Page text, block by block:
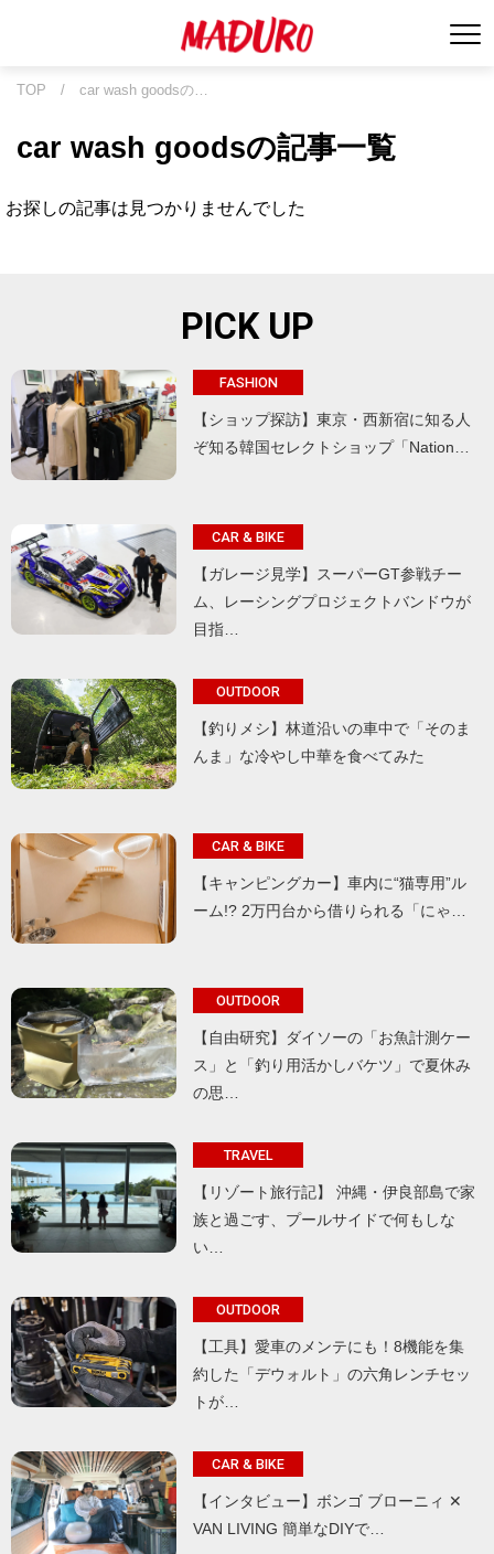
TOP / car wash goodsの…
car wash goodsの記事一覧
お探しの記事は見つかりませんでした
PICK UP
FASHION
【ショップ探訪】東京・西新宿に知る人
ぞ知る韓国セレクトショップ「Nation…
CAR & BIKE
【ガレージ見学】スーパーGT参戦チー
ム、レーシングプロジェクトバンドウが
目指…
OUTDOOR
【釣りメシ】林道沿いの車中で「そのま
んま」な冷やし中華を食べてみた
CAR & BIKE
【キャンピングカー】車内に“猫専用”ル
ーム!? 2万円台から借りられる「にゃ…
OUTDOOR
【自由研究】ダイソーの「お魚計測ケー
ス」と「釣り用活かしバケツ」で夏休み
の思…
TRAVEL
【リゾート旅行記】 沖縄・伊良部島で家
族と過ごす、プールサイドで何もしな
い…
OUTDOOR
【工具】愛車のメンテにも！8機能を集
約した「デウォルト」の六角レンチセッ
トが…
CAR & BIKE
【インタビュー】ボンゴ ブローニィ ✕
VAN LIVING 簡単なDIYで…